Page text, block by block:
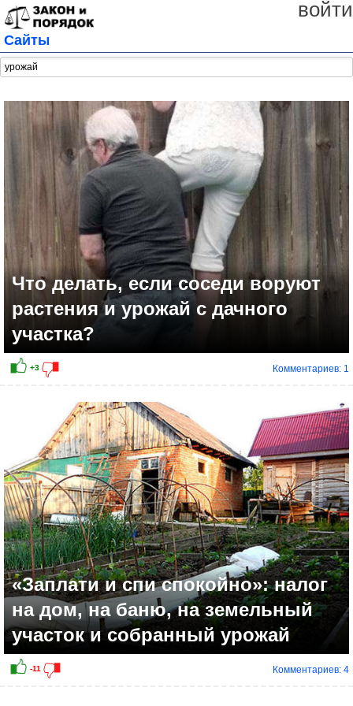
войти
Сайты
Что делать, если соседи воруют
растения и урожай с дачного
участка?
Комментариев: 1
«Заплати и спи спокойно»: налог
на дом, на баню, на земельный
участок и собранный урожай
Комментариев: 4